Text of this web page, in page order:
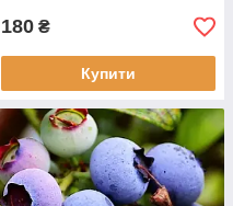
180 ₴
Купити